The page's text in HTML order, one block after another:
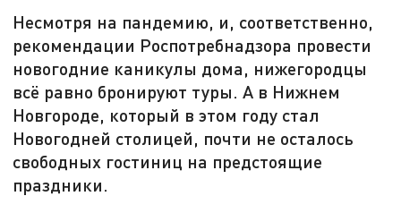
Несмотря на пандемию, и, соответственно,
рекомендации Роспотребнадзора провести
новогодние каникулы дома, нижегородцы
всё равно бронируют туры. А в Нижнем
Новгороде, который в этом году стал
Новогодней столицей, почти не осталось
свободных гостиниц на предстоящие
праздники.